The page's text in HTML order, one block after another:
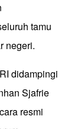
tamu
negeri.
didampingi
Sjafrie
resmi